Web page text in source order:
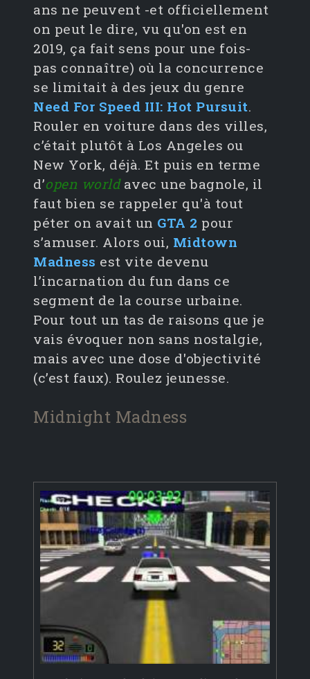
ans ne peuvent -et officiellement
on peut le dire, vu qu'on est en
2019, ça fait sens pour une fois-
pas connaître) où la concurrence
se limitait à des jeux du genre
Need For Speed III: Hot Pursuit.
Rouler en voiture dans des villes,
c’était plutôt à Los Angeles ou
New York, déjà. Et puis en terme
d’open worldavec une bagnole, il
faut bien se rappeler qu'à tout
péter on avait un GTA 2 pour
s’amuser. Alors oui, Midtown
Madness est vite devenu
l’incarnation du fun dans ce
segment de la course urbaine.
Pour tout un tas de raisons que je
vais évoquer non sans nostalgie,
mais avec une dose d'objectivité
(c’est faux). Roulez jeunesse.
Midnight Madness